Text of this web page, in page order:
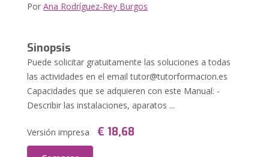
PorAna Rodríguez-Rey Burgos
Sinopsis
Puede solicitar gratuitamente las soluciones a todas
las actividades en el emailtutor@tutorformacion.es
Capacidades que se adquieren con este Manual: -
Describir las instalaciones, aparatos ...
Versión impresa € 18,68